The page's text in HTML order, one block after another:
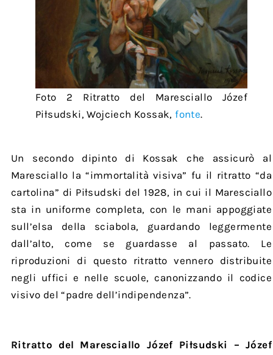
Foto 2 Ritratto del Maresciallo Józef
Piłsudski, Wojciech Kossak,fonte.
Un secondo dipinto di Kossak che assicurò al
Maresciallo la “immortalità visiva” fu il ritratto “da
cartolina” di Piłsudski del 1928, in cui il Maresciallo
sta in uniforme completa, con le mani appoggiate
sull’elsa della sciabola, guardando leggermente
dall’alto, come se guardasse al passato. Le
riproduzioni di questo ritratto vennero distribuite
negli uffici e nelle scuole, canonizzando il codice
visivo del “padre dell’indipendenza”.
Ritratto del Maresciallo Józef Piłsudski – Józef